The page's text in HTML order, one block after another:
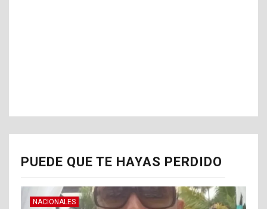
PUEDE QUE TE HAYAS PERDIDO
NACIONALES